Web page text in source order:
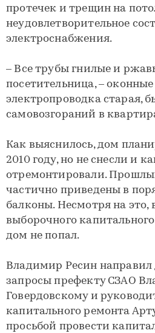
протечек и трещин на
неудовлетворительное
электроснабжения.
– Все трубы гнилые и
посетительница, –
электропроводка старая,
самовозгораний в
Как выяснилось, дом
2010 году, но не снесли и
отремонтировали.
частично приведены в
балконы. Несмотря на это,
выборочного
дом не попал.
Владимир Ресин направил
запросы префекту СЗАО
Говердовскому и
капитального ремонта
просьбой провести